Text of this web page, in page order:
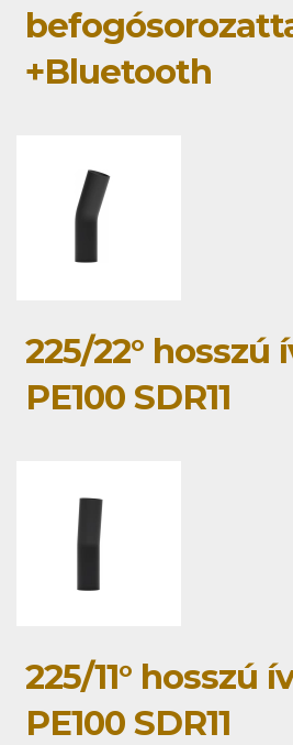
+Bluetooth
225/22° hosszú
PE100 SDR11
225/11° hosszú
PE100 SDR11